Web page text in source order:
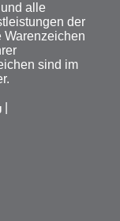
alle
der
Warenzeichen
sind im